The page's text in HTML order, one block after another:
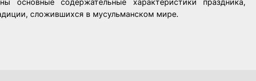
сложившихся в мусульманском мире.